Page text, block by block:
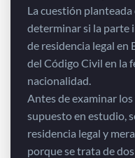
La cuestión planteada
determinar si la parte
de residencia legal en
del Código Civil en la
nacionalidad.
Antes de examinar
supuesto en estudio,
residencia legal y
porque se trata de